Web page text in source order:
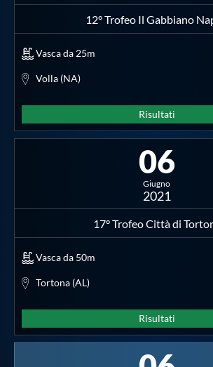
12° Trofeo Il Gabbiano
Vasca da 25m
Volla (NA)
Risultati
06
Giugno
2021
17° Trofeo Città di
Vasca da 50m
Tortona (AL)
Risultati